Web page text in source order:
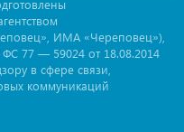
ИМА «Череповец»),
77 — 59024 от 18.08.2014
в сфере связи,
коммуникаций